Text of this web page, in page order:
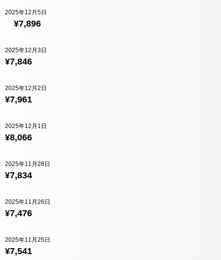
¥7,896
2025年12月5日
¥7,846
2025年12月3日
¥7,961
2025年12月2日
¥8,066
2025年12月1日
¥7,834
2025年11月28日
¥7,476
2025年11月26日
¥7,541
2025年11月25日